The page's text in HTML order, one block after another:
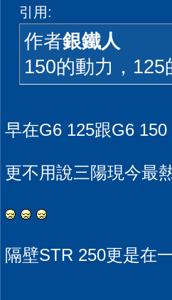
引用:
作者銀鐵人
150的動力，
早在G6 125跟G6
更不用說三陽現今最
隔壁STR 250更是在